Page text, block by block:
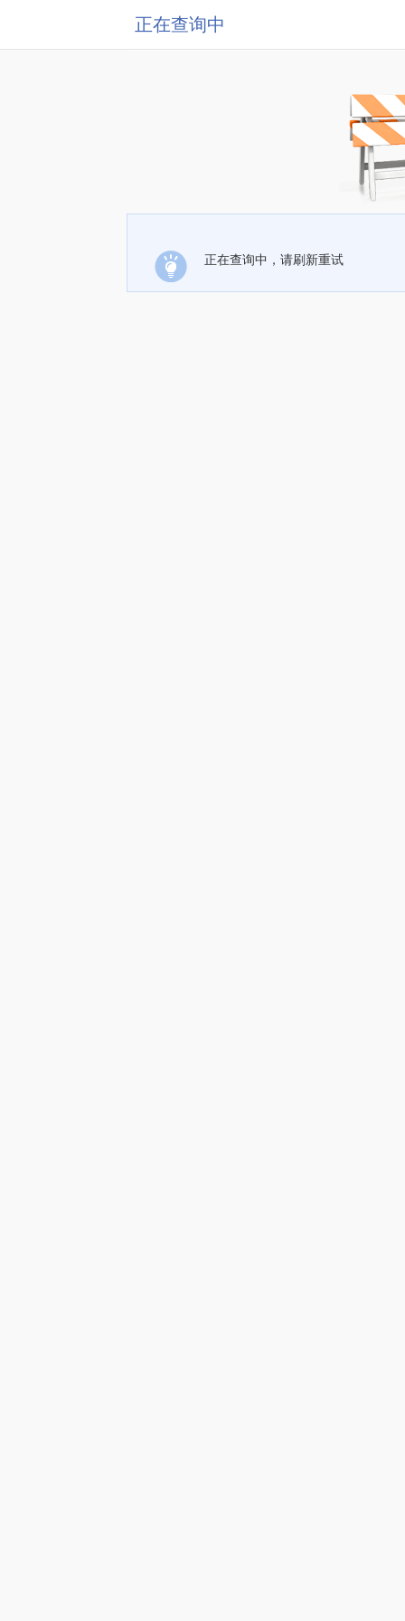
正在查询中
正在查询中，请刷新重试